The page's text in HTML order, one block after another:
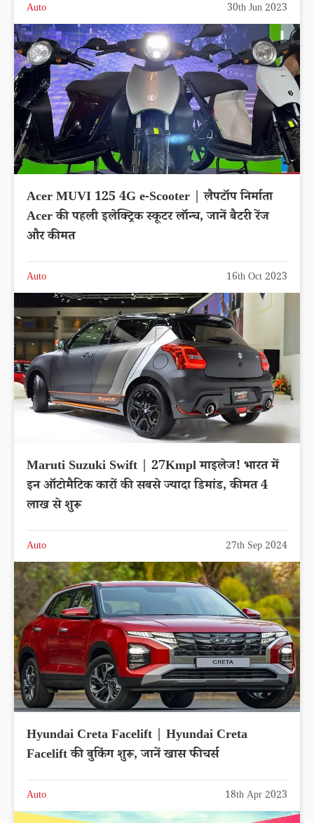
Auto 30th Jun 2023
Acer MUVI 125 4G e-Scooter | लैपटॉप निर्माता
Acer की पहली इलेक्ट्रिक स्कूटर लॉन्च, जानें बैटरी रेंज
और कीमत
Auto 16th Oct 2023
Maruti Suzuki Swift | 27Kmpl माइलेज! भारत में
इन ऑटोमैटिक कारों की सबसे ज्यादा डिमांड, कीमत 4
लाख से शुरू
Auto 27th Sep 2024
Hyundai Creta Facelift | Hyundai Creta
Facelift की बुकिंग शुरू, जानें खास फीचर्स
Auto 18th Apr 2023